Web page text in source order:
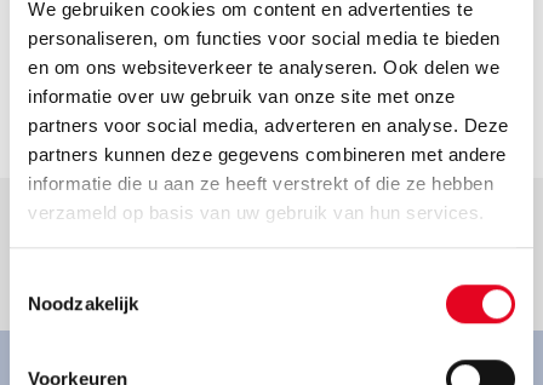
We gebruiken cookies om content en advertenties te
personaliseren, om functies voor social media te bieden
en om ons websiteverkeer te analyseren. Ook delen we
informatie over uw gebruik van onze site met onze
partners voor social media, adverteren en analyse. Deze
partners kunnen deze gegevens combineren met andere
informatie die u aan ze heeft verstrekt of die ze hebben
verzameld op basis van uw gebruik van hun services.
Noodzakelijk
Voorkeuren
Goed om te weten.
Contact
fahrradvoss@freenet.de
Ga naar dealer